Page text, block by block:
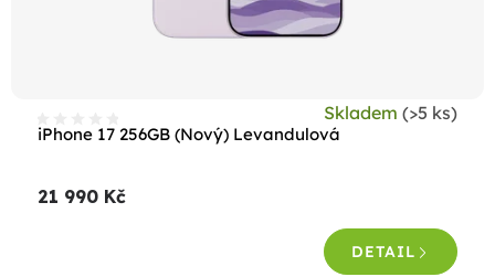
iPhone 17 256GB (Nový) Levandulová
Skladem (>5 ks)
21 990 Kč
DETAIL